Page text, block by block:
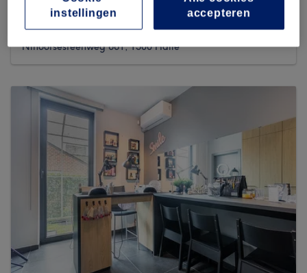
Ninoofsesteenweg 661, 1500 Halle
accepteren
instellingen